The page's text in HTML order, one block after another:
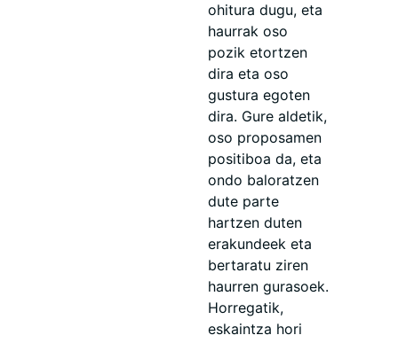
ohitura dugu, eta
haurrak oso
pozik etortzen
dira eta oso
gustura egoten
dira. Gure aldetik,
oso proposamen
positiboa da, eta
ondo baloratzen
dute parte
hartzen duten
erakundeek eta
bertaratu ziren
haurren gurasoek.
Horregatik,
eskaintza hori